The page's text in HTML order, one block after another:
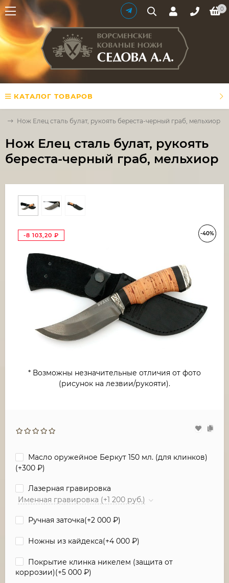
0
КАТАЛОГ ТОВАРОВ
Нож Елец сталь булат, рукоять береста-черный граб, мельхиор
Нож Елец сталь булат, рукоять
береста-черный граб, мельхиор
-40%
-8 103,20 ₽
* Возможны незначительные отличия от фото
(рисунок на лезвии/рукояти).
Масло оружейное Беркут 150 мл. (для клинков)
(+300 ₽)
Лазерная гравировка
Именная гравировка (+1 200 руб.)
Ручная заточка(+2 000 ₽)
Ножны из кайдекса(+4 000 ₽)
Покрытие клинка никелем (защита от
коррозии)(+5 000 ₽)